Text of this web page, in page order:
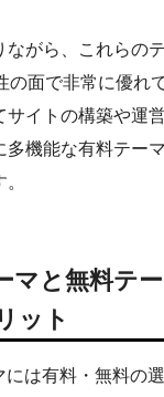
ながら、これらの
の面で非常に優れ
サイトの構築や運
多機能な有料テー
マと無料テ
ット
には有料・無料の